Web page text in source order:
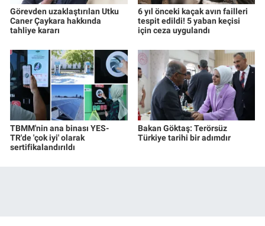
Görevden uzaklaştırılan Utku
Caner Çaykara hakkında
tahliye kararı
6 yıl önceki kaçak avın failleri
tespit edildi! 5 yaban keçisi
için ceza uygulandı
TBMM'nin ana binası YES-
TR'de 'çok iyi' olarak
sertifikalandırıldı
Bakan Göktaş: Terörsüz
Türkiye tarihi bir adımdır